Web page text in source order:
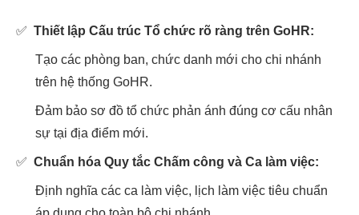
✅ Thiết lập Cấu trúc Tổ chức rõ ràng trên GoHR:
Tạo các phòng ban, chức danh mới cho chi nhánh
trên hệ thống GoHR.
Đảm bảo sơ đồ tổ chức phản ánh đúng cơ cấu nhân
sự tại địa điểm mới.
✅ Chuẩn hóa Quy tắc Chấm công và Ca làm việc:
Định nghĩa các ca làm việc, lịch làm việc tiêu chuẩn